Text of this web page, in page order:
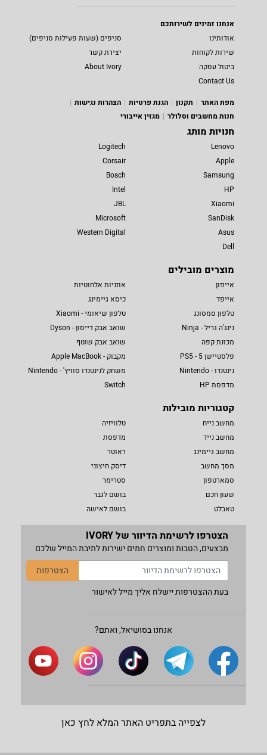
אנחנו זמינים לשירותכם
אודותינו
סניפים (שעות פעילות סניפים)
שירות לקוחות
יצירת קשר
ביטול עסקה
About Ivory
Contact Us
מפת האתר
תקנון הגנת פרטיות
הצהרות נגישות
חנות מחשבים וסלולר
מגזין אייבורי
חנויות מותג
Lenovo
Apple
Samsung
HP
Xiaomi
SanDisk
Asus
Dell
Logitech
Corsair
Bosch
Intel
JBL
Microsoft
Western Digital
מוצרים מובילים
אייפון
אייפד
טלפון סמסונג
נינג'ה גריל - Ninja
מכונת קפה
פלסטיישן 5 - PS5
נינטנדו - Nintendo
מדפסת HP
אוזניות אלחוטיות
כיסא גיימינג
טלפון שיאומי - Xiaomi
שואב אבק דייסון - Dyson
שואב אבק שוטף
מקבוק - Apple MacBook
משחק לנינטנדו סוויץ' - Nintendo
Switch
קטגוריות מובילות
מחשב נייח
מחשב נייד
מחשב גיימינג
מסך מחשב
סמארטפון
שעון חכם
טאבלט
טלוויזיה
מדפסת
ראוטר
דיסק חיצוני
סטרימר
בושם לגבר
בושם לאישה
הצטרפו לרשימת הדיוור של IVORY
מבצעים, הטבות ומוצרים חמים ישירות לתיבת המייל שלכם
הצטרפות
בעת ההצטרפות יישלח אליך מייל לאישור
אנחנו בסושיאל, ואתם?
לצפייה בתפריט האתר המלא לחץ כאן